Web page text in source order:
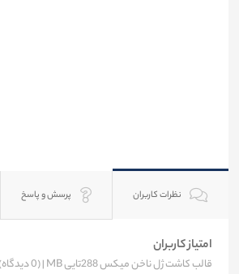
نظرات کاربران پرسش و پاسخ
امتیاز کاربران
قالب کاشت ژل ناخن میکس 288تایی MB | (0 دیدگاه)